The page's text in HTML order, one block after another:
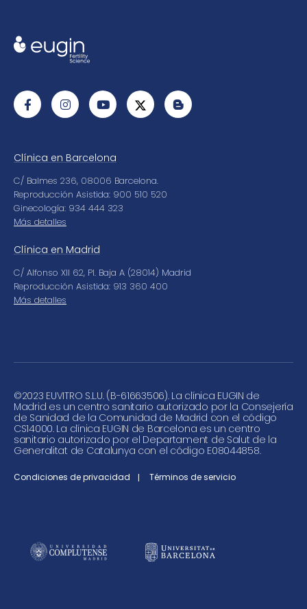
Clínica en Barcelona
C/ Balmes 236, 08006 Barcelona.
Reproducción Asistida: 900 510 520
Ginecología: 934 444 323
Más detalles
Clínica en Madrid
C/ Alfonso XII 62, Pl. Baja A (28014) Madrid
Reproducción Asistida: 913 360 400
Más detalles
©2023 EUVITRO S.L.U. (B-61663506). La clínica EUGIN de
Madrid es un centro sanitario autorizado por la Consejería
de Sanidad de la Comunidad de Madrid con el código
CS14000. La clínica EUGIN de Barcelona es un centro
sanitario autorizado por el Departament de Salut de la
Generalitat de Catalunya con el código E08044858.
Condiciones de privacidad Términos de servicio